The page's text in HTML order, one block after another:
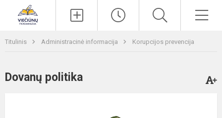
Titulinis Administracinė informacija Korupcijos prevencija
Dovanų politika